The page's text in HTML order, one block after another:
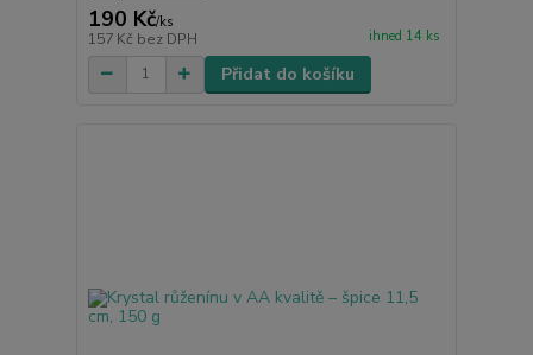
190 Kč/ks
157 Kč bez DPH ihned 14 ks
Přidat do košíku